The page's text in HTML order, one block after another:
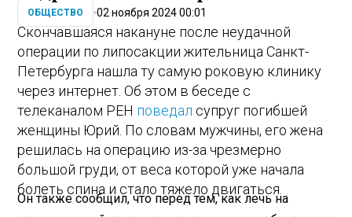
ОБЩЕСТВО 02 ноября 2024 00:01
Скончавшаяся накануне после неудачной
операции по липосакции жительница Санкт-
Петербурга нашла ту самую роковую клинику
через интернет. Об этом в беседе с
телеканалом РЕН поведал супруг погибшей
женщины Юрий. По словам мужчины, его жена
решилась на операцию из-за чрезмерно
большой груди, от веса которой уже начала
болеть спина и стало тяжело двигаться.
Он также сообщил, что перед тем, как лечь на